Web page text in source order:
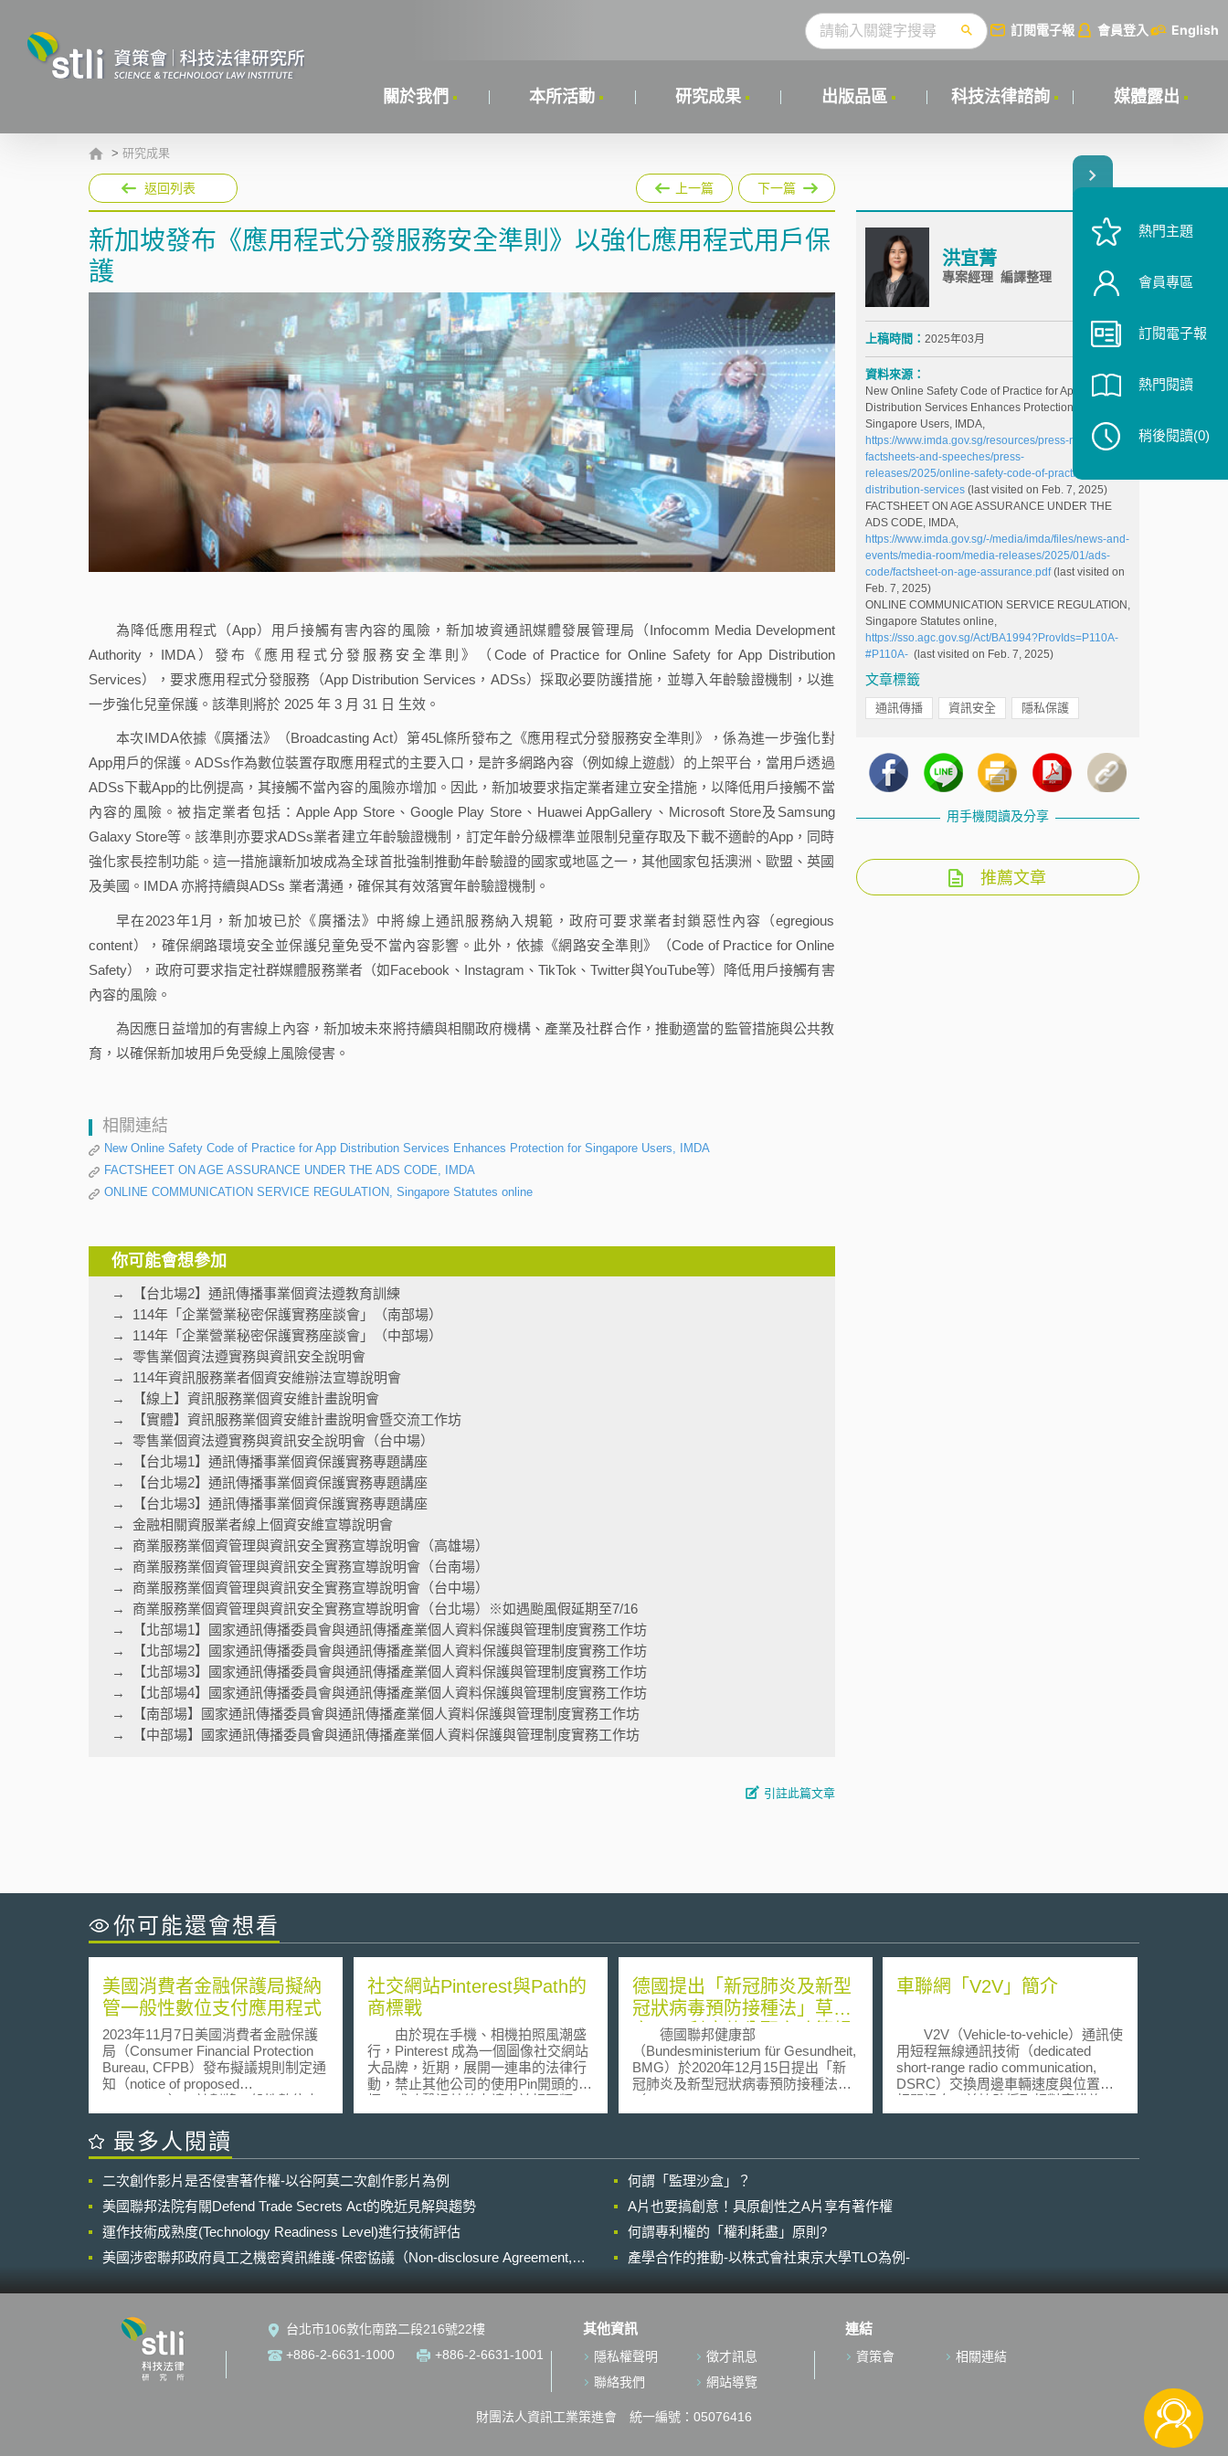
訂閱電子報 會員登入 English
關於我們 本所活動 研究成果 出版品區 科技法律諮詢 媒體露出
> 研究成果
返回列表 上一篇 下一篇
新加坡發布《應用程式分發服務安全準則》以強化應用程式用戶保
護
為降低應用程式（App）用戶接觸有害內容的風險，新加坡資通訊媒體發展管理局（Infocomm Media Development
Authority，IMDA）發布《應用程式分發服務安全準則》（Code of Practice for Online Safety for App Distribution
Services），要求應用程式分發服務（App Distribution Services，ADSs）採取必要防護措施，並導入年齡驗證機制，以進
一步強化兒童保護。該準則將於 2025 年 3 月 31 日 生效。
本次IMDA依據《廣播法》（Broadcasting Act）第45L條所發布之《應用程式分發服務安全準則》，係為進一步強化對
App用戶的保護。ADSs作為數位裝置存取應用程式的主要入口，是許多網路內容（例如線上遊戲）的上架平台，當用戶透過
ADSs下載App的比例提高，其接觸不當內容的風險亦增加。因此，新加坡要求指定業者建立安全措施，以降低用戶接觸不當
內容的風險。被指定業者包括：Apple App Store、Google Play Store、Huawei AppGallery、Microsoft Store及Samsung
Galaxy Store等。該準則亦要求ADSs業者建立年齡驗證機制，訂定年齡分級標準並限制兒童存取及下載不適齡的App，同時
強化家長控制功能。這一措施讓新加坡成為全球首批強制推動年齡驗證的國家或地區之一，其他國家包括澳洲、歐盟、英國
及美國。IMDA 亦將持續與ADSs 業者溝通，確保其有效落實年齡驗證機制。
早在2023年1月，新加坡已於《廣播法》中將線上通訊服務納入規範，政府可要求業者封鎖惡性內容（egregious
content），確保網路環境安全並保護兒童免受不當內容影響。此外，依據《網路安全準則》（Code of Practice for Online
Safety），政府可要求指定社群媒體服務業者（如Facebook、Instagram、TikTok、Twitter與YouTube等）降低用戶接觸有害
內容的風險。
為因應日益增加的有害線上內容，新加坡未來將持續與相關政府機構、產業及社群合作，推動適當的監管措施與公共教
育，以確保新加坡用戶免受線上風險侵害。
相關連結
New Online Safety Code of Practice for App Distribution Services Enhances Protection for Singapore Users, IMDA
FACTSHEET ON AGE ASSURANCE UNDER THE ADS CODE, IMDA
ONLINE COMMUNICATION SERVICE REGULATION, Singapore Statutes online
你可能會想參加
【台北場2】通訊傳播事業個資法遵教育訓練
114年「企業營業秘密保護實務座談會」（南部場）
114年「企業營業秘密保護實務座談會」（中部場）
零售業個資法遵實務與資訊安全說明會
114年資訊服務業者個資安維辦法宣導說明會
【線上】資訊服務業個資安維計畫說明會
【實體】資訊服務業個資安維計畫說明會暨交流工作坊
零售業個資法遵實務與資訊安全說明會（台中場）
【台北場1】通訊傳播事業個資保護實務專題講座
【台北場2】通訊傳播事業個資保護實務專題講座
【台北場3】通訊傳播事業個資保護實務專題講座
金融相關資服業者線上個資安維宣導說明會
商業服務業個資管理與資訊安全實務宣導說明會（高雄場）
商業服務業個資管理與資訊安全實務宣導說明會（台南場）
商業服務業個資管理與資訊安全實務宣導說明會（台中場）
商業服務業個資管理與資訊安全實務宣導說明會（台北場）※如遇颱風假延期至7/16
【北部場1】國家通訊傳播委員會與通訊傳播產業個人資料保護與管理制度實務工作坊
【北部場2】國家通訊傳播委員會與通訊傳播產業個人資料保護與管理制度實務工作坊
【北部場3】國家通訊傳播委員會與通訊傳播產業個人資料保護與管理制度實務工作坊
【北部場4】國家通訊傳播委員會與通訊傳播產業個人資料保護與管理制度實務工作坊
【南部場】國家通訊傳播委員會與通訊傳播產業個人資料保護與管理制度實務工作坊
【中部場】國家通訊傳播委員會與通訊傳播產業個人資料保護與管理制度實務工作坊
引註此篇文章
洪宜菁
專案經理 編譯整理
上稿時間： 2025年03月
資料來源：
New Online Safety Code of Practice for App
Distribution Services Enhances Protection for
Singapore Users, IMDA,
https://www.imda.gov.sg/resources/press-releases-
factsheets-and-speeches/press-
releases/2025/online-safety-code-of-practice-for-app-
distribution-services(last visited on Feb. 7, 2025)
FACTSHEET ON AGE ASSURANCE UNDER THE
ADS CODE, IMDA,
https://www.imda.gov.sg/-/media/imda/files/news-and-
events/media-room/media-releases/2025/01/ads-
code/factsheet-on-age-assurance.pdf(last visited on
Feb. 7, 2025)
ONLINE COMMUNICATION SERVICE REGULATION,
Singapore Statutes online,
https://sso.agc.gov.sg/Act/BA1994?ProvIds=P110A-
#P110A-(last visited on Feb. 7, 2025)
文章標籤
通訊傳播 資訊安全 隱私保護
用手機閱讀及分享
推薦文章
你可能還會想看
美國消費者金融保護局擬納
管一般性數位支付應用程式
2023年11月7日美國消費者金融保護
局（Consumer Financial Protection
Bureau, CFPB）發布擬議規則制定通
知（notice of proposed
rulemaking），計劃將一般性數位支
付應用程式提供者的「較大參與者」
（larger participants）納入監管，基
於非銀行支付市場對消費者的日常金
護風險，而有必要將此類支付公司納
入《消費者金融保護法》
（Consumer Financial Protection Act,
CFPA）的監管範圍。 根據擬議規
則，「提供一般性數位支付應用程
式」是指消費者藉由應用程式的資金
般性」數位支付交易的應用程式。申
言之，該數位支付應用程式係用於一
般性產品或服務的消費，而非特定供
應商所提供，且僅限用於支付其所提
供商品或服務之數位交易手段。 此
外，「較大參與者」之定義為透過行
社交網站Pinterest與Path的
商標戰
由於現在手機、相機拍照風潮盛
行，Pinterest 成為一個圖像社交網站
大品牌，近期，展開一連串的法律行
動，禁止其他公司的使用Pin開頭的商
標，成功擊退其他申請人於相同類
別，註冊「Pinlets」和「Pintegrate」
TechCrunch報導，因為紅白設計的
「P」看起來與另一間公司Path的標
誌非常相似，今年七月Pinterest改
版，引入了新的介面與動畫，而此動
畫非常相似於Path的介面，當用戶點
擊螢幕，小圓圖標彈出，指引使用者
標局，延後Pinterest的商標註冊核
一場勝利，舊金山美國地方法院裁
定，網路蟑螂須為他搶註100個網域
名稱的行為，賠償720萬美元予
公司相似的網域名稱，而此次由於單
一的網路蟑螂，卻擁有100個類似於
德國提出「新冠肺炎及新型
冠狀病毒預防接種法」草
案，以利疫苗分配之政策規
劃及法制基礎
德國聯邦健康部
（Bundesministerium für Gesundheit,
BMG）於2020年12月15日提出「新
冠肺炎及新型冠狀病毒預防接種法」
（Gesetzes zur Priorisierung bei der
Schutzimpfung gegen das Corona-
於，確認新冠肺炎及新型冠狀病毒
（Coronavirus SARS-CoV-2）疫苗分
配的公平性，並藉此降低嚴重疾病與
死亡人數。 原則上凡屬於法定健
康保險的被保險人，或於德意志聯邦
共和國內有住所或長期居留者，得依
法規定，具有接種新冠肺炎及新型冠
的分配涉及基本法第2條第2項第1句
生命及身體安全的基本權利
（Grundrecht auf Leben und
körperliche Unversehrtheit），以及衡
依據風險群體（Risikogruppen）及適
車聯網「V2V」簡介
V2V（Vehicle-to-vehicle）通訊使
用短程無線通訊技術（dedicated
short-range radio communication,
DSRC）交換周邊車輛速度與位置等
相關訊息，並協助採取相對應措施，
如警告駕駛前方車輛正在剎車，或於
車輛間相互廣播並接收全面之訊息，
從而在一定距離範圍內360度「感
話」。若將搭載V2V通訊技術之車輛
在的事故威脅。V2V通訊技術可偵測
出超過300公尺範圍之交通情況，包
最多人閱讀
二次創作影片是否侵害著作權-以谷阿莫二次創作影片為例
何謂「監理沙盒」？
美國聯邦法院有關Defend Trade Secrets Act的晚近見解與趨勢
A片也要搞創意！具原創性之A片享有著作權
運作技術成熟度(Technology Readiness Level)進行技術評估
何謂專利權的「權利耗盡」原則?
美國涉密聯邦政府員工之機密資訊維護-保密協議（Non-disclosure Agreement,
產學合作的推動-以株式會社東京大學TLO為例-
台北市106敦化南路二段216號22樓
+886-2-6631-1000
+886-2-6631-1001
其他資訊
隱私權聲明
徵才訊息
聯絡我們
網站導覽
連結
資策會 相關連結
財團法人資訊工業策進會 統一編號：05076416
熱門主題
會員專區
訂閱電子報
熱門閱讀
稍後閱讀(0)